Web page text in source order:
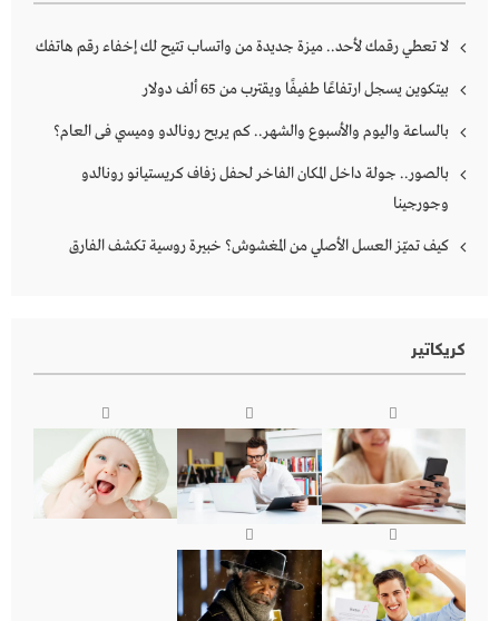
لا تعطي رقمك لأحد.. ميزة جديدة من واتساب تتيح لك إخفاء رقم هاتفك
بيتكوين يسجل ارتفاعًا طفيفًا ويقترب من 65 ألف دولار
بالساعة واليوم والأسبوع والشهر.. كم يربح رونالدو وميسي فى العام؟
بالصور.. جولة داخل المكان الفاخر لحفل زفاف كريستيانو رونالدو
وجورجينا
كيف تميّز العسل الأصلي من المغشوش؟ خبيرة روسية تكشف الفارق
كريكاتير